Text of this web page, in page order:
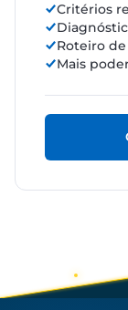
Critérios
Roteiro
Mais